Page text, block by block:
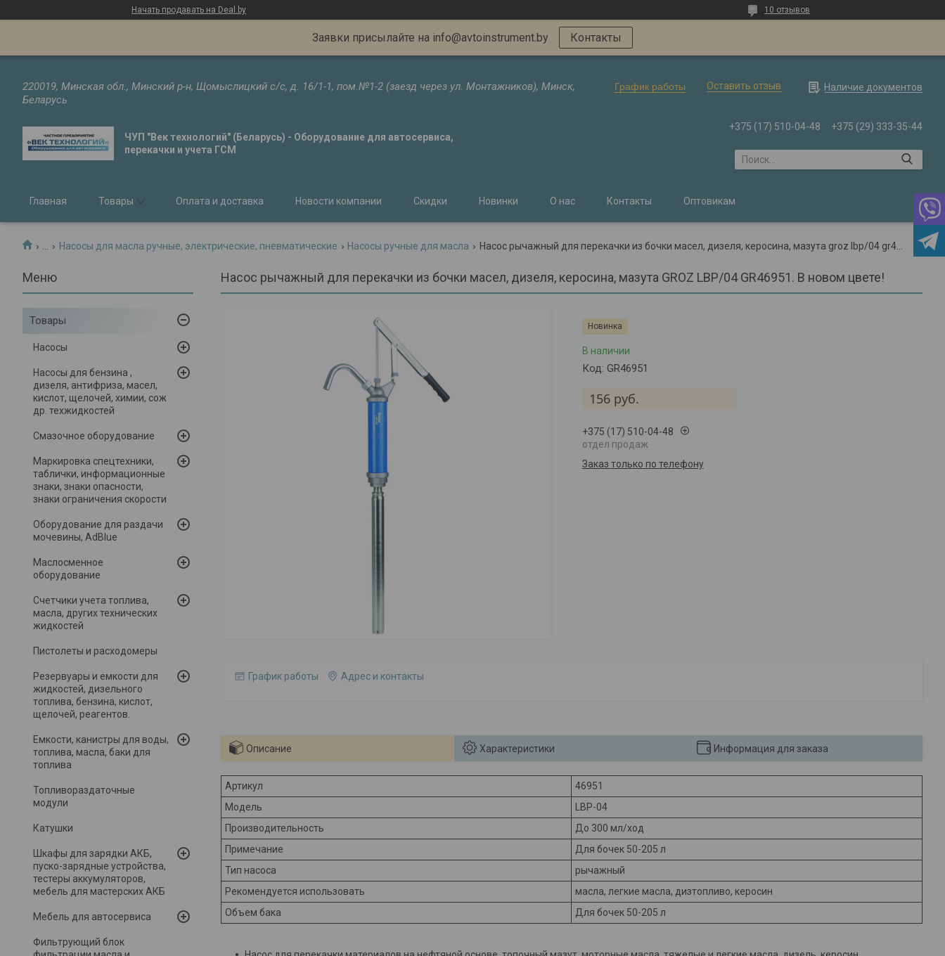
Начать продавать на Deal.by 10 отзывов
Заявки присылайте на info@avtoinstrument.by Контакты
220019, Минская обл., Минский р-н, Щомыслицкий с/с, д. 16/1-1, пом.№1-2 (заезд через ул. Монтажников), Минск,
Беларусь
График работы Оставить отзыв Наличие документов
ЧУП "Век технологий" (Беларусь) - Оборудование для автосервиса,
перекачки и учета ГСМ
+375 (17) 510-04-48 +375 (29) 333-35-44
Главная Товары Оплата и доставка Новости компании Скидки Новинки О нас Контакты Оптовикам
Насосы для масла ручные, электрические, пневматические Насосы ручные для масла Насос рычажный для перекачки из бочки масел, дизеля, керосина, мазута groz lbp/04 gr46951. в новом цвете!
Товары
Насосы
Насосы для бензина ,
дизеля, антифриза, масел,
кислот, щелочей, химии, сож
др. техжидкостей
Смазочное оборудование
Маркировка спецтехники,
таблички, информационные
знаки, знаки опасности,
знаки ограничения скорости
Оборудование для раздачи
мочевины, AdBlue
Маслосменное
оборудование
Счетчики учета топлива,
масла, других технических
жидкостей
Пистолеты и расходомеры
Резервуары и емкости для
жидкостей, дизельного
топлива, бензина, кислот,
щелочей, реагентов.
Емкости, канистры для воды,
топлива, масла, баки для
топлива
Топливораздаточные
модули
Катушки
Шкафы для зарядки АКБ,
пуско-зарядные устройства,
тестеры аккумуляторов,
мебель для мастерских АКБ
Мебель для автосервиса
Фильтрующий блок
Насос рычажный для перекачки из бочки масел, дизеля, керосина, мазута GROZ LBP/04 GR46951. В новом цвете!
Новинка
В наличии
Код: GR46951
156 руб.
+375 (17) 510-04-48
отдел продаж
Заказ только по телефону
График работы Адрес и контакты
Описание Характеристики Информация для заказа
Артикул
46951
Модель
LBP-04
Производительность
До 300 мл/ход
Примечание
Для бочек 50-205 л
Тип насоса
рычажный
Рекомендуется использовать
масла, легкие масла, дизтопливо, керосин
Объем бака
Для бочек 50-205 л